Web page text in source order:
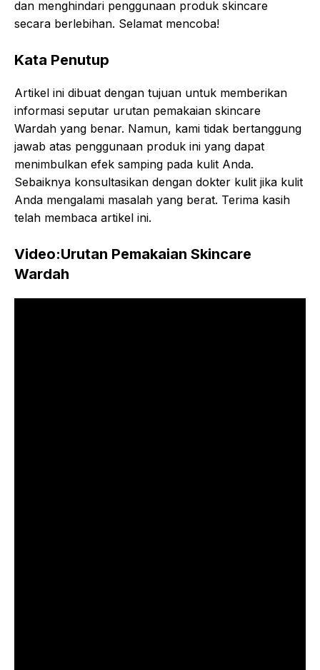
dan menghindari penggunaan produk skincare
secara berlebihan. Selamat mencoba!
Kata Penutup
Artikel ini dibuat dengan tujuan untuk memberikan
informasi seputar urutan pemakaian skincare
Wardah yang benar. Namun, kami tidak bertanggung
jawab atas penggunaan produk ini yang dapat
menimbulkan efek samping pada kulit Anda.
Sebaiknya konsultasikan dengan dokter kulit jika kulit
Anda mengalami masalah yang berat. Terima kasih
telah membaca artikel ini.
Video:Urutan Pemakaian Skincare
Wardah